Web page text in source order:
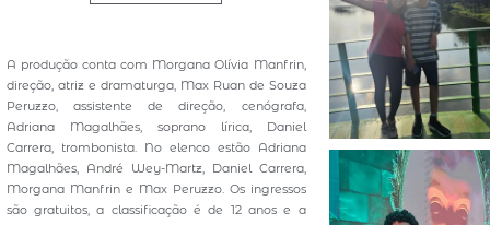
A produção conta com Morgana Olívia Manfrin,
direção, atriz e dramaturga, Max Ruan de Souza
Peruzzo, assistente de direção, cenógrafa,
Adriana Magalhães, soprano lírica, Daniel
Carrera, trombonista. No elenco estão Adriana
Magalhães, André Wey-Martz, Daniel Carrera,
Morgana Manfrin e Max Peruzzo. Os ingressos
são gratuitos, a classificação é de 12 anos e a